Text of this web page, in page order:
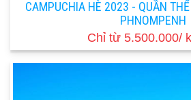
CAMPUCHIA HÈ 2023 - QUẦN
PHNOMPENH
Chỉ từ 5.500.000/